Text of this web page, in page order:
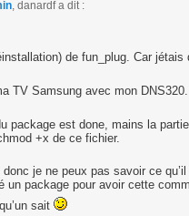
, danardf a dit :
de fun_plug. Car
TV Samsung avec mon DNS320.
package est done, mains la
+x de ce fichier.
je ne peux pas savoir ce
un package pour avoir cette
sait